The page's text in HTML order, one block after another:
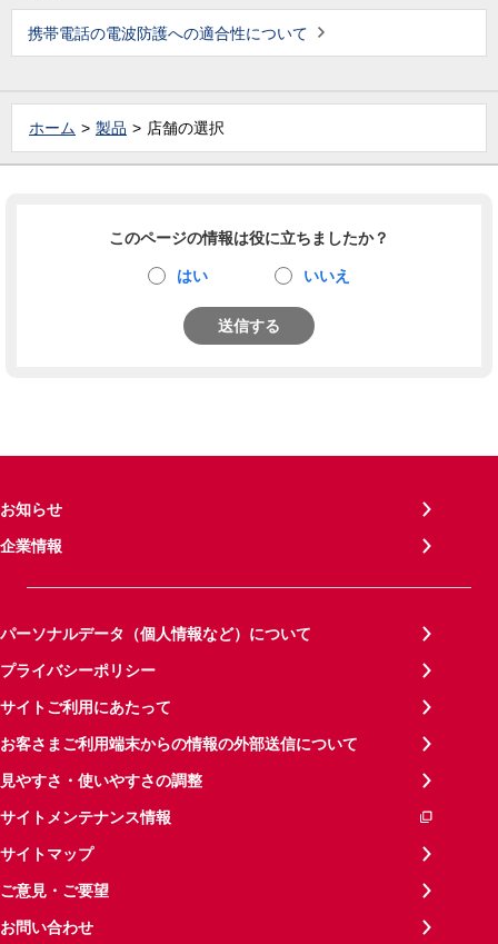
携帯電話の電波防護への適合性について
ホーム 製品 店舗の選択
このページの情報は役に立ちましたか？
はい いいえ
送信する
お知らせ
企業情報
パーソナルデータ（個人情報など）について
プライバシーポリシー
サイトご利用にあたって
お客さまご利用端末からの情報の外部送信について
見やすさ・使いやすさの調整
サイトメンテナンス情報
サイトマップ
ご意見・ご要望
お問い合わせ